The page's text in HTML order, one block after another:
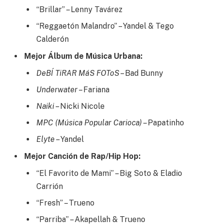
“Brillar” – Lenny Tavárez
“Reggaetón Malandro” – Yandel & Tego
Calderón
Mejor Álbum de Música Urbana:
DeBÍ TiRAR MáS FOToS– Bad Bunny
Underwater– Fariana
Naiki– Nicki Nicole
MPC (Música Popular Carioca) – Papatinho
Elyte – Yandel
Mejor Canción de Rap/Hip Hop:
“El Favorito de Mami” – Big Soto & Eladio
Carrión
“Fresh” – Trueno
“Parriba” – Akapellah & Trueno